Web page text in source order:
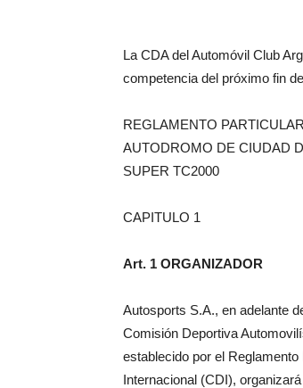
La CDA del Automóvil Club
competencia del próximo fin
REGLAMENTO
AUTODROMO DE CIUDAD
SUPER TC2000
CAPITULO 1
Art. 1 ORGANIZADOR
Autosports S.A., en adelante
Comisión Deportiva
establecido por el
Internacional (CDI),